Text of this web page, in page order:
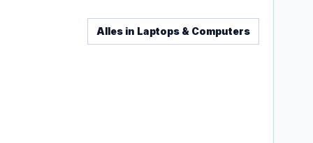
Alles in Laptops & Computers